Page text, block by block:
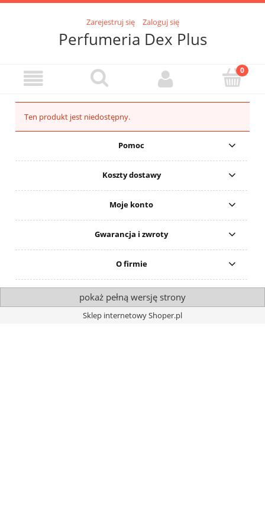
Zarejestruj się Zaloguj się
Perfumeria Dex Plus
Ten produkt jest niedostępny.
Pomoc
Koszty dostawy
Moje konto
Gwarancja i zwroty
O firmie
pokaż pełną wersję strony
Sklep internetowy Shoper.pl